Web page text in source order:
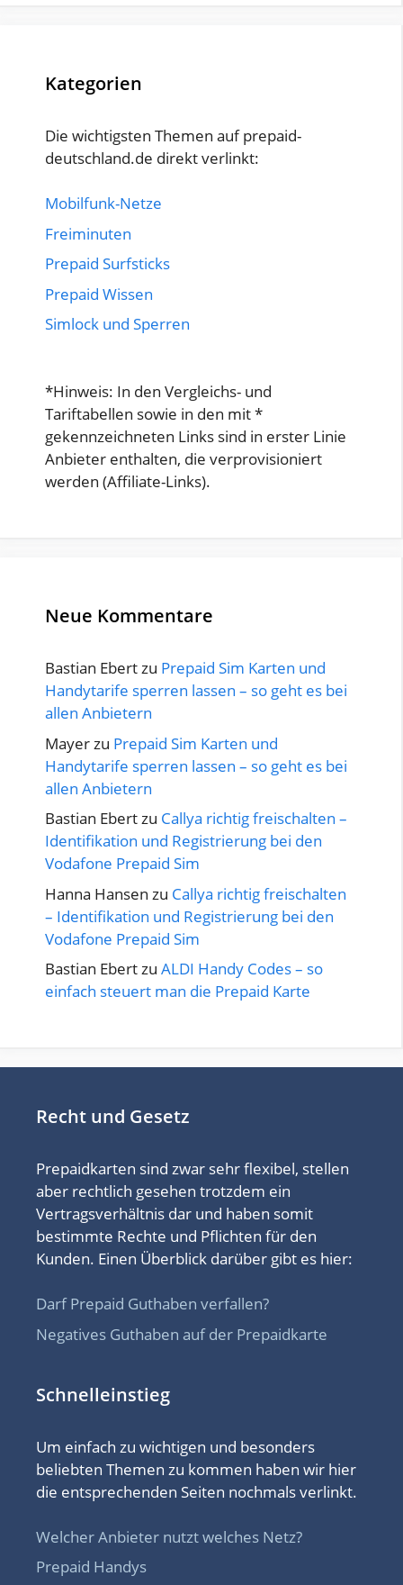
Kategorien
Die wichtigsten Themen auf prepaid-
deutschland.de direkt verlinkt:
Mobilfunk-Netze
Freiminuten
Prepaid Surfsticks
Prepaid Wissen
Simlock und Sperren
*Hinweis: In den Vergleichs- und
Tariftabellen sowie in den mit *
gekennzeichneten Links sind in erster Linie
Anbieter enthalten, die verprovisioniert
werden (Affiliate-Links).
Neue Kommentare
Bastian Ebertzu Prepaid Sim Karten und
Handytarife sperren lassen – so geht es bei
allen Anbietern
Mayerzu Prepaid Sim Karten und
Handytarife sperren lassen – so geht es bei
allen Anbietern
Bastian Ebertzu Callya richtig freischalten –
Identifikation und Registrierung bei den
Vodafone Prepaid Sim
Hanna Hansen zu Callya richtig freischalten
– Identifikation und Registrierung bei den
Vodafone Prepaid Sim
Bastian Ebertzu ALDI Handy Codes – so
einfach steuert man die Prepaid Karte
Recht und Gesetz
Prepaidkarten sind zwar sehr flexibel, stellen
aber rechtlich gesehen trotzdem ein
Vertragsverhältnis dar und haben somit
bestimmte Rechte und Pflichten für den
Kunden. Einen Überblick darüber gibt es hier:
Darf Prepaid Guthaben verfallen?
Negatives Guthaben auf der Prepaidkarte
Schnelleinstieg
Um einfach zu wichtigen und besonders
beliebten Themen zu kommen haben wir hier
die entsprechenden Seiten nochmals verlinkt.
Welcher Anbieter nutzt welches Netz?
Prepaid Handys